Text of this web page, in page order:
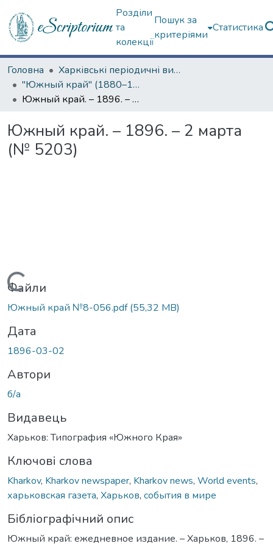
Розділи
та
колекції
Пошук за
критеріями
Статистика
Головна
Харківські періодичні видання
"Южный край" (1880–1919 гг.)
Южный край. – 1896. – 2 марта (№ 5203)
Южный край. – 1896. – 2 марта
(№ 5203)
Вантажиться...
Файли
Южный край №8-056.pdf(55,32 MB)
Дата
1896-03-02
Автори
б/а
Видавець
Харьков: Типография «Южного Края»
Ключові слова
Kharkov, Kharkov newspaper, Kharkov news, World events,
харьковская газета, Харьков, события в мире
Бібліографічний опис
Южный край: ежедневное издание. – Харьков, 1896. –